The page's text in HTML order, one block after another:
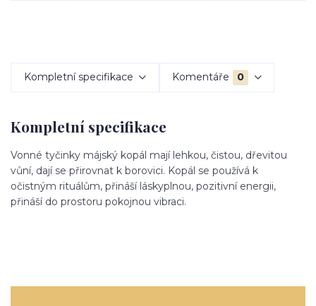
Kompletní specifikace Komentáře 0
Kompletní specifikace
Vonné tyčinky májský kopál mají lehkou, čistou, dřevitou
vůní, dají se přirovnat k borovici. Kopál se používá k
očistným rituálům, přináší láskyplnou, pozitivní energii,
přináší do prostoru pokojnou vibraci.